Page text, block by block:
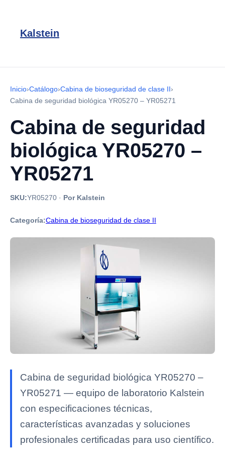
Kalstein
Inicio›Catálogo›Cabina de bioseguridad de clase II›
Cabina de seguridad biológica YR05270 – YR05271
Cabina de seguridad
biológica YR05270 –
YR05271
SKU:YR05270 · Por Kalstein
Categoría:Cabina de bioseguridad de clase II
Cabina de seguridad biológica YR05270 –
YR05271 — equipo de laboratorio Kalstein
con especificaciones técnicas,
características avanzadas y soluciones
profesionales certificadas para uso científico.